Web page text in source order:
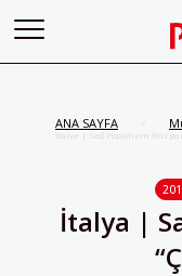
ANA SAYFA
İtalya | Sağ Popülizm
“Çizme”yi Aştı
İtalya |